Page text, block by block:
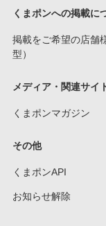
くまポンへの掲載に
掲載をご希望の店舗
型）
メディア・関連サイ
くまポンマガジン
その他
くまポンAPI
お知らせ解除